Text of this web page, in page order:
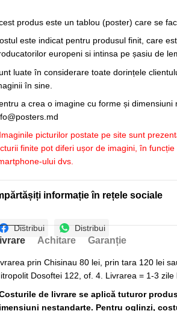
produs este un tablou (poster) care se
este indicat pentru produsul finit, care
europeni si intinsa pe șasiu de
luate în considerare toate dorințele
în sine.
a crea o imagine cu forme și
picturilor postate pe site sunt
finite pot diferi ușor de imagini, în
ului dvs.
informație în rețele sociale
Distribui Distribui
Achitare Garanție
prin Chisinau 80 lei, prin tara 120 lei
Dosoftei 122, of. 4. Livrarea = 1-3 zile
de livrare se aplică tuturor
nestandarte. Pentru oglinzi,